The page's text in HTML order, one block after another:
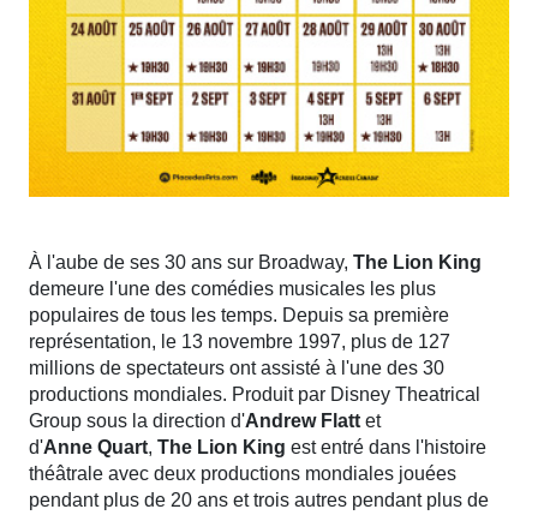
À l'aube de ses 30 ans sur Broadway, The Lion King
demeure l'une des comédies musicales les plus
populaires de tous les temps. Depuis sa première
représentation, le 13 novembre 1997, plus de 127
millions de spectateurs ont assisté à l'une des 30
productions mondiales. Produit par Disney Theatrical
Group sous la direction d'Andrew Flatt et
d'Anne Quart, The Lion King est entré dans l'histoire
théâtrale avec deux productions mondiales jouées
pendant plus de 20 ans et trois autres pendant plus de